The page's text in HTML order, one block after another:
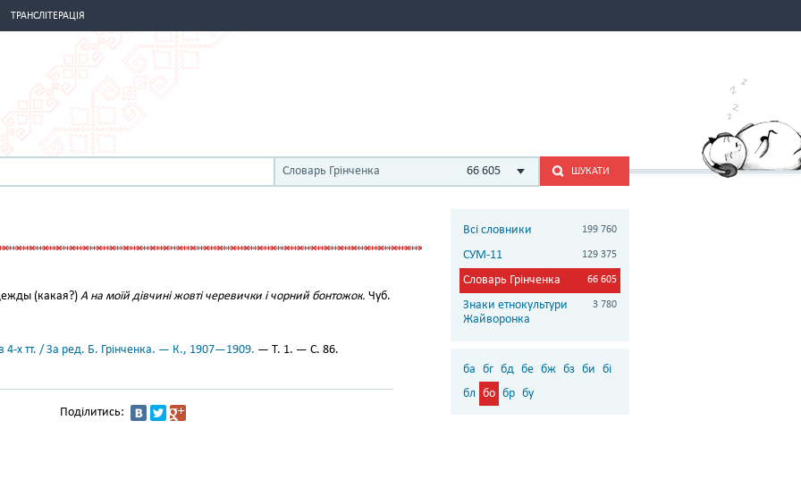
ТРАНСЛІТЕРАЦІЯ
Словарь Грінченка 66 605 ШУКАТИ
(какая?) А на моїй дівчині жовті черевички і чорний бонтожок. Чуб.
4-х тт. / За ред. Б. Грінченка. — К., 1907—1909. — Т. 1. — С. 86.
Поділитись:
Всі словники 199 760
СУМ-11 129 375
Словарь Грінченка 66 605
Знаки етнокультури
Жайворонка
3 780
ба бг бд бе бж бз би бі
бл бо бр бу